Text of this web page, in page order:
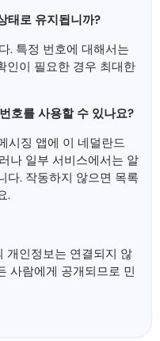
태로 유지됩니까?
. 특정 번호에 대해서는
인이 필요한 경우 최대한
호를 사용할 수 있나요?
시징 앱에 이 네덜란드
나 일부 서비스에서는 알
다. 작동하지 않으면 목록
.
개인정보는 연결되지 않
사람에게 공개되므로 민